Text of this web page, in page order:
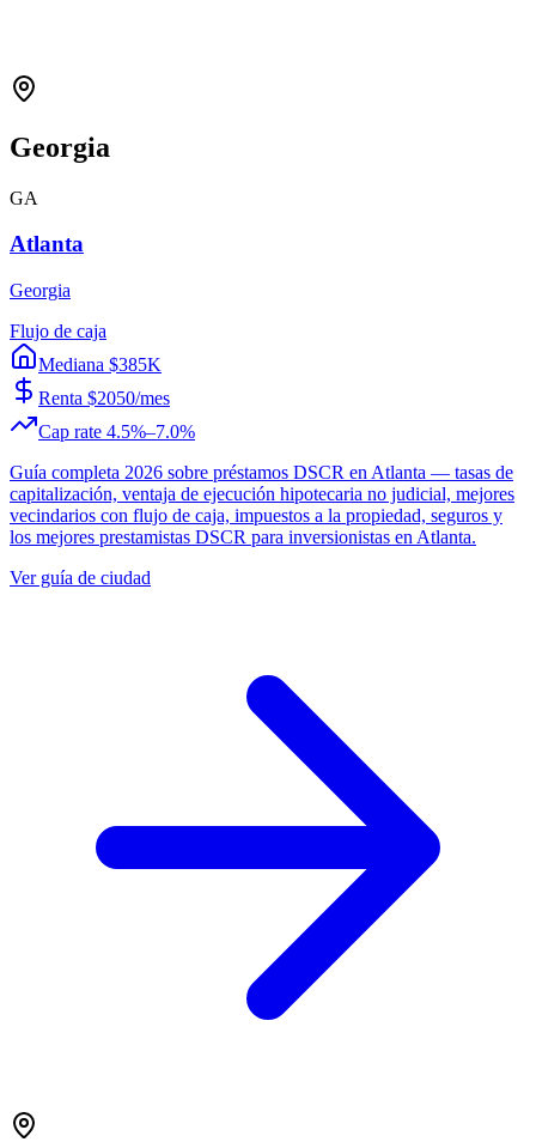
Georgia
GA
Atlanta
Georgia
Flujo de caja
Mediana $385K
Renta $2050/mes
Cap rate 4.5%–7.0%
Guía completa 2026 sobre préstamos DSCR en Atlanta — tasas de
capitalización, ventaja de ejecución hipotecaria no judicial, mejores
vecindarios con flujo de caja, impuestos a la propiedad, seguros y
los mejores prestamistas DSCR para inversionistas en Atlanta.
Ver guía de ciudad